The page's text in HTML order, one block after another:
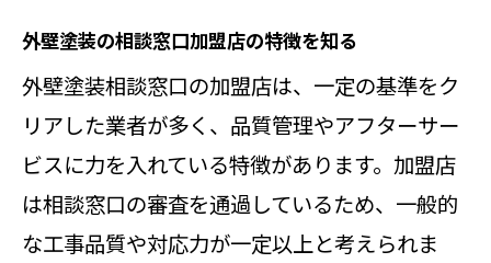
外壁塗装の相談窓口加盟店の特徴を知る
外壁塗装相談窓口の加盟店は、一定の基準をク
リアした業者が多く、品質管理やアフターサー
ビスに力を入れている特徴があります。加盟店
は相談窓口の審査を通過しているため、一般的
な工事品質や対応力が一定以上と考えられま